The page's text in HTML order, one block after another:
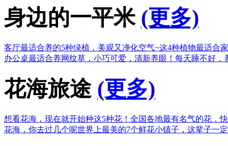
身边的一平米 (更多)
客厅最适合养的5种绿植，美观又净化空气~这4种植物最适合
办公桌最适合养网纹草，小巧可爱，清新养眼！ 每天睡不好，
花海旅途 (更多)
想看花海，现在就开始种这5种花！ 全国各地最有名气的花，
花海，你去过几个呢世界上最美的7个鲜花小镇子，这辈子一